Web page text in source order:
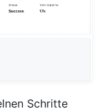
Schritte